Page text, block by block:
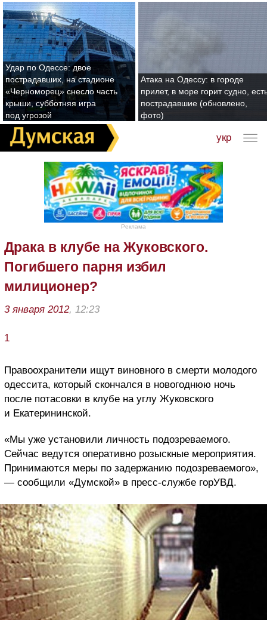
Удар по Одессе: двое
пострадавших, на стадионе
«Черноморец» снесло часть
крыши, субботняя игра
под угрозой
Атака на Одессу: в городе
прилет, в море горит судно,
пострадавшие (обновлено,
фото)
укр
Реклама
Драка в клубе на Жуковского.
Погибшего парня избил
милиционер?
3 января 2012, 12:23
1
Правоохранители ищут виновного в смерти молодого
одессита, который скончался в новогоднюю ночь
после потасовки в клубе на углу Жуковского
и Екатерининской.
«Мы уже установили личность подозреваемого.
Сейчас ведутся оперативно розыскные мероприятия.
Принимаются меры по задержанию подозреваемого»,
— сообщили «Думской» в пресс-службе горУВД.